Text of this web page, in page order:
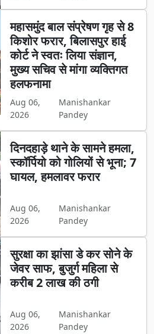
महासमुंद बाल संप्रेषण गृह से 8
किशोर फरार, बिलासपुर हाई
कोर्ट ने स्वतः लिया संज्ञान,
मुख्य सचिव से मांगा व्यक्तिगत
हलफनामा
Aug 06,
2026
Manishankar
Pandey
दिनदहाड़े थाने के सामने हमला,
स्कॉर्पियो को गोलियों से भूना; 7
घायल, हमलावर फरार
Aug 06,
2026
Manishankar
Pandey
सुरक्षा का झांसा डे कर सोने के
जेवर साफ, बुजुर्ग महिला से
करीब 2 लाख की ठगी
Aug 06,
2026
Manishankar
Pandey